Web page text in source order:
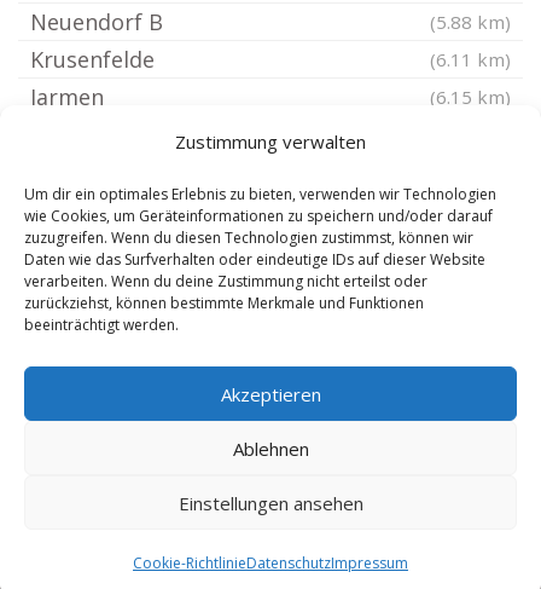
Zustimmung verwalten
Um dir ein optimales Erlebnis zu bieten, verwenden wir Technologien
wie Cookies, um Geräteinformationen zu speichern und/oder darauf
zuzugreifen. Wenn du diesen Technologien zustimmst, können wir
Daten wie das Surfverhalten oder eindeutige IDs auf dieser Website
verarbeiten. Wenn du deine Zustimmung nicht erteilst oder
zurückziehst, können bestimmte Merkmale und Funktionen
beeinträchtigt werden.
Akzeptieren
Ablehnen
Einstellungen ansehen
Cookie-RichtlinieDatenschutzImpressum
Neuendorf B (5.88 km)
Krusenfelde (6.11 km)
Jarmen (6.15 km)
Bentzin (7.04 km)
Neetzow (7.17 km)
Gültz
Altenhagen bei Altentreptow
Krien
Copyright 2024-2025 by de-reisebuero.de |
|SEO Technik